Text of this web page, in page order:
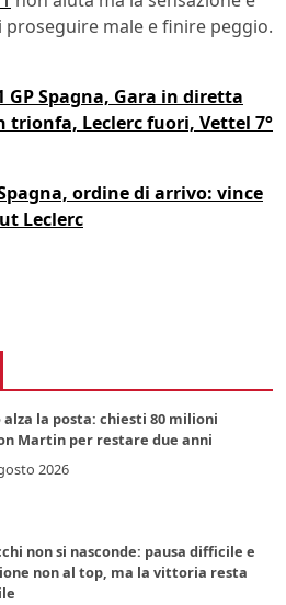
proseguire male e finire peggio.
GP Spagna, Gara in diretta
Leclerc fuori, Vettel 7°
Spagna, ordine di arrivo: vince
Leclerc
alza la posta: chiesti 80 milioni
Martin per restare due anni
2026
non si nasconde: pausa difficile e
non al top, ma la vittoria resta